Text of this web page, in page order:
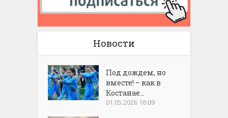
Новости
Под дождем, но
вместе! – как в
Костанае...
01.05.2026 16:09